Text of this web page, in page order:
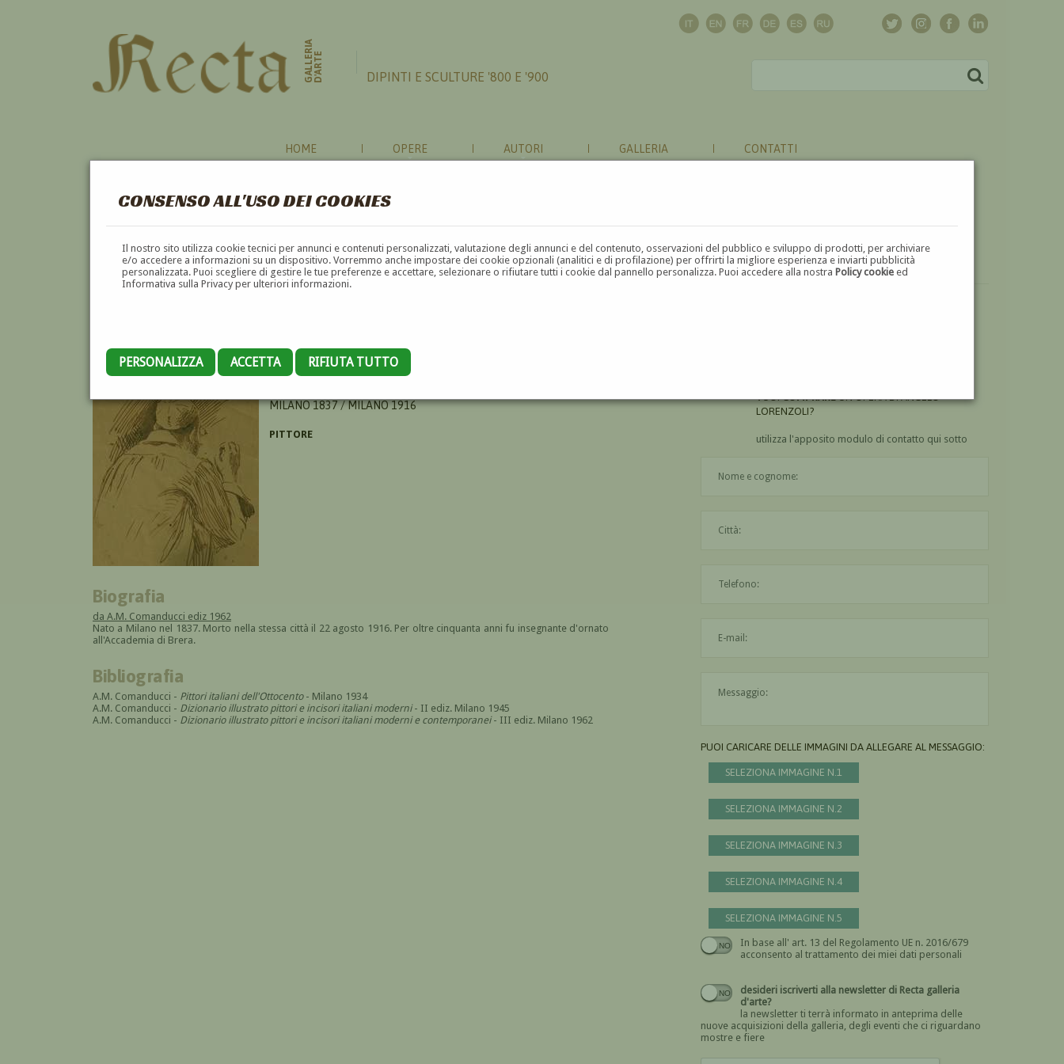
CONSENSO ALL'USO DEI COOKIES
Il nostro sito utilizza cookie tecnici per annunci e contenuti personalizzati, valutazione degli annunci e del contenuto, osservazioni del pubblico e sviluppo di prodotti, per archiviare
e/o accedere a informazioni su un dispositivo. Vorremmo anche impostare dei cookie opzionali (analitici e di profilazione) per offrirti la migliore esperienza e inviarti pubblicità
personalizzata. Puoi scegliere di gestire le tue preferenze e accettare, selezionare o rifiutare tutti i cookie dal pannello personalizza. Puoi accedere alla nostraPolicy cookie ed
Informativa sulla Privacy per ulteriori informazioni.
PERSONALIZZA ACCETTA RIFIUTA TUTTO
GALLERIAD'ARTE DIPINTI E SCULTURE '800 E '900
HOME OPERE AUTORI GALLERIA CONTATTI
ANGELO LORENZOLI
MILANO 1837 / MILANO 1916
PITTORE
Biografia
da A.M. Comanducci ediz 1962
Nato a Milano nel 1837. Morto nella stessa città il 22 agosto 1916. Per oltre cinquanta anni fu insegnante d'ornato
all'Accademia di Brera.
Bibliografia
A.M. Comanducci - Pittori italiani dell'Ottocento- Milano 1934
A.M. Comanducci - Dizionario illustrato pittori e incisori italiani moderni- II ediz. Milano 1945
A.M. Comanducci - Dizionario illustrato pittori e incisori italiani moderni e contemporanei- III ediz. Milano 1962
VUOICOMPRAREUN'OPERA DI ANGELO
LORENZOLI?
utilizza l'apposito modulo di contatto qui sotto
PUOI CARICARE DELLE IMMAGINI DA ALLEGARE AL MESSAGGIO:
SELEZIONA IMMAGINE N.1
SELEZIONA IMMAGINE N.2
SELEZIONA IMMAGINE N.3
SELEZIONA IMMAGINE N.4
SELEZIONA IMMAGINE N.5
In base all' art. 13 del Regolamento UE n. 2016/679
acconsento al trattamento dei miei dati personali
Devi dare il consenso
desideri iscriverti alla newsletter di Recta galleria
d'arte?
la newsletter ti terrà informato in anteprima delle
nuove acquisizioni della galleria, degli eventi che ci riguardano
mostre e fiere